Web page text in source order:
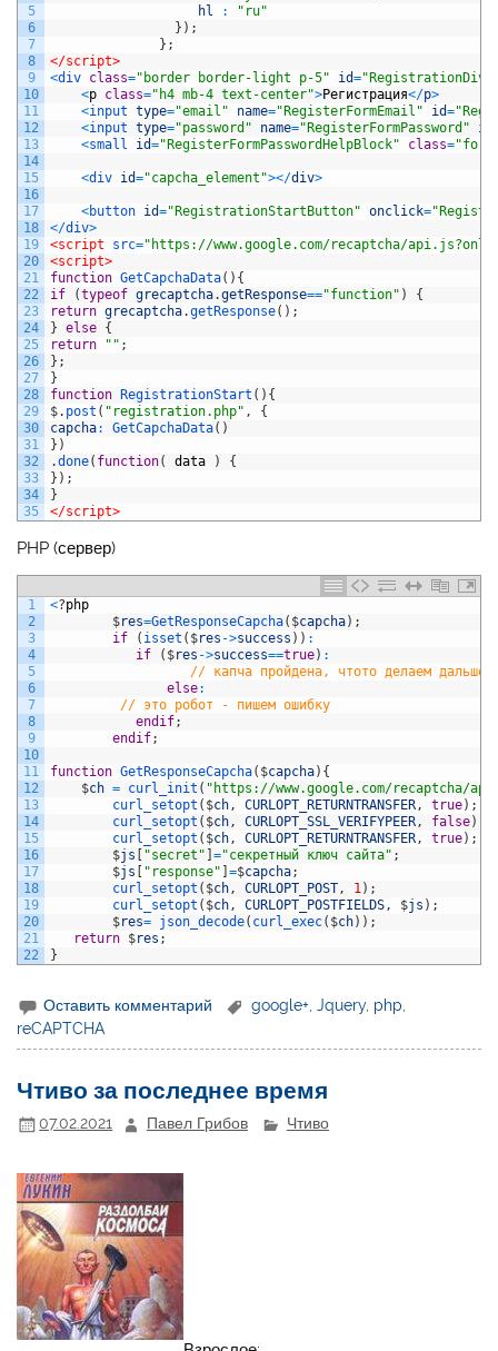
5
6
7
8
9
10
11
12
13
14
15
16
17
18
19
20
21
22
23
24
25
26
27
28
29
30
31
32
33
34
35
hl
:
"ru"
} ) ;
} ;
</script>
<div class="border border-light p-5" id="RegistrationDiv"
<p class="h4 mb-4 text-center">Регистрация</p>
<input type="email" name="RegisterFormEmail" id=
<input type="password" name="RegisterFormPassword" id
<small id="RegisterFormPasswordHelpBlock" class=
<div id="capcha_element"></div>
<button id="RegistrationStartButton" onclick=
</div>
<script src="https://www.google.com/recaptcha/
<script>
function GetCapchaData( ) {
if
(typeof grecaptcha.getResponse=="function" )
{
return grecaptcha.getResponse( ) ;
} else {
return
"" ;
} ;
}
function RegistrationStart ( ) {
$. post ( "registration.php" ,
{
capcha: GetCapchaData( )
} )
.done( function( data )
{
} ) ;
}
</script>
PHP (сервер)
1
2
3
4
5
6
7
8
9
10
11
12
13
14
15
16
17
18
19
20
21
22
<?php
$res=GetResponseCapcha( $capcha) ;
if
( isset ( $res ->success ) ) :
if
( $res ->success==true) :
// капча пройдена, чтото делаем дальше
else:
// это робот - пишем ошибку
endif;
endif;
function GetResponseCapcha( $capcha) {
$ch = curl_init ( "https://www.google.com/recaptcha/
curl_setopt ( $ch, CURLOPT_RETURNTRANSFER, true) ;
curl_setopt ( $ch, CURLOPT_SSL_VERIFYPEER, false)
curl_setopt ( $ch, CURLOPT_RETURNTRANSFER, true) ;
$js [ "secret" ]="секретный ключ сайта" ;
$js [ "response" ]=$capcha;
curl_setopt ( $ch, CURLOPT_POST, 1) ;
curl_setopt ( $ch, CURLOPT_POSTFIELDS, $js ) ;
$res= json_decode( curl_exec( $ch) ) ;
return $res ;
}
Оставить комментарий google+ ,Jquery, php
reCAPTCHA
Чтиво за последнее время
07.02.2021 Павел Грибов Чтиво